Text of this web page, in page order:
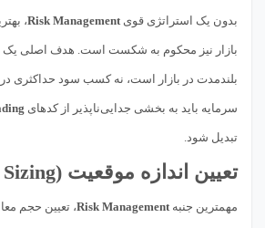
بدون یک استراتژی قویRisk Management،
بازار نیز محکوم به شکست است. هدف اصلی یک
بلندمدت در بازار است، نه کسب سود حداکثری
سرمایه باید به بخشی جدایی‌ناپذیر از کدهای
تبدیل شود.
تعیین اندازه موقعیت (Position Sizing)
مهمترین جنبهRisk Management، تعیین حجم